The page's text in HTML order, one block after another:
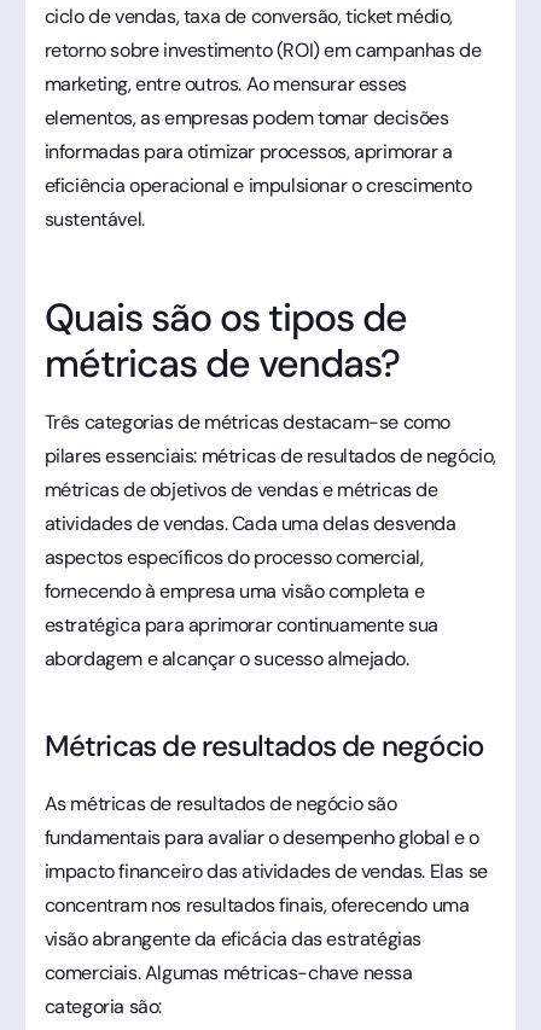
ciclo de vendas, taxa de conversão, ticket médio,
retorno sobre investimento (ROI) em campanhas de
marketing, entre outros. Ao mensurar esses
elementos, as empresas podem tomar decisões
informadas para otimizar processos, aprimorar a
eficiência operacional e impulsionar o crescimento
sustentável.
Quais são os tipos de
métricas de vendas?
Três categorias de métricas destacam-se como
pilares essenciais: métricas de resultados de negócio,
métricas de objetivos de vendas e métricas de
atividades de vendas. Cada uma delas desvenda
aspectos específicos do processo comercial,
fornecendo à empresa uma visão completa e
estratégica para aprimorar continuamente sua
abordagem e alcançar o sucesso almejado.
Métricas de resultados de negócio
As métricas de resultados de negócio são
fundamentais para avaliar o desempenho global e o
impacto financeiro das atividades de vendas. Elas se
concentram nos resultados finais, oferecendo uma
visão abrangente da eficácia das estratégias
comerciais. Algumas métricas-chave nessa
categoria são: